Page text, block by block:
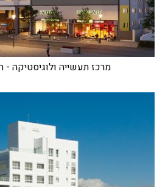
מרכז תעשייה ולוגיסטיקה -